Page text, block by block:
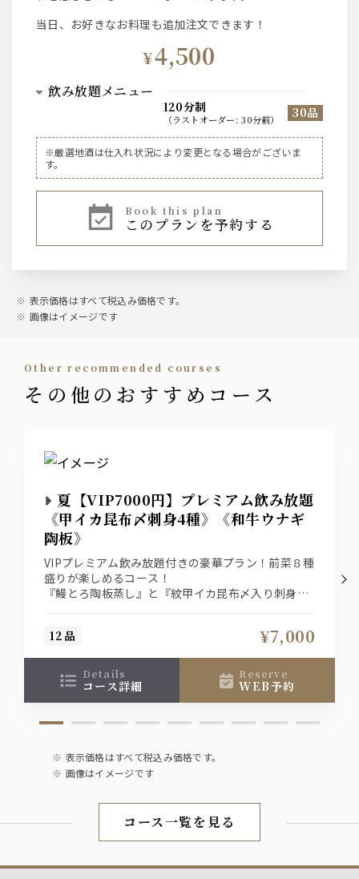
当日、お好きなお料理も追加注文できます！
¥4,500
飲み放題メニュー
120分制
（ ラストオーダー:30分前） 30品
ビール
ザ・プレミアム・モルツ樽生
サワー、お茶ハイ
レモンサワー、柚子サワー、白桃サワー、バイスサワー、
シークワーサーサワー
ハイボール
角ハイボール、ジムビームハイボール、ジンジャーハイボ
翠ソーダ
あたごのまつ 鮮烈辛口（宮城）、紀土 純米（和歌山）、
焼酎
本格焼酎 大隅（芋・麦）
ワイン
赤 or 白
南高梅酒
ウーロン茶、ジャスミン茶、オレンジジュース、ペプシコ
ーラ、ジンジャーエール
※厳選地酒は仕入れ状況により変更となる場合がございま
す。
book this plan
このプランを予約する
表示価格はすべて税込み価格です。
画像はイメージです
other recommended courses
その他のおすすめコース
夏【VIP7000円】プレミアム飲み放題
《甲イカ昆布〆刺身4種》《和牛ウナギ
陶板》
VIPプレミアム飲み放題付きの豪華プラン！前菜８種
盛りが楽しめるコース！
『鰻とろ陶板蒸し』と『紋甲イカ昆布〆入り刺身4
アム・モルツと地酒6種堪能２時間飲み放題付きプ
ラン。
12品 ¥7,000
details
コース詳細
reserve
WEB予約
表示価格はすべて税込み価格です。
画像はイメージです
コース一覧を見る